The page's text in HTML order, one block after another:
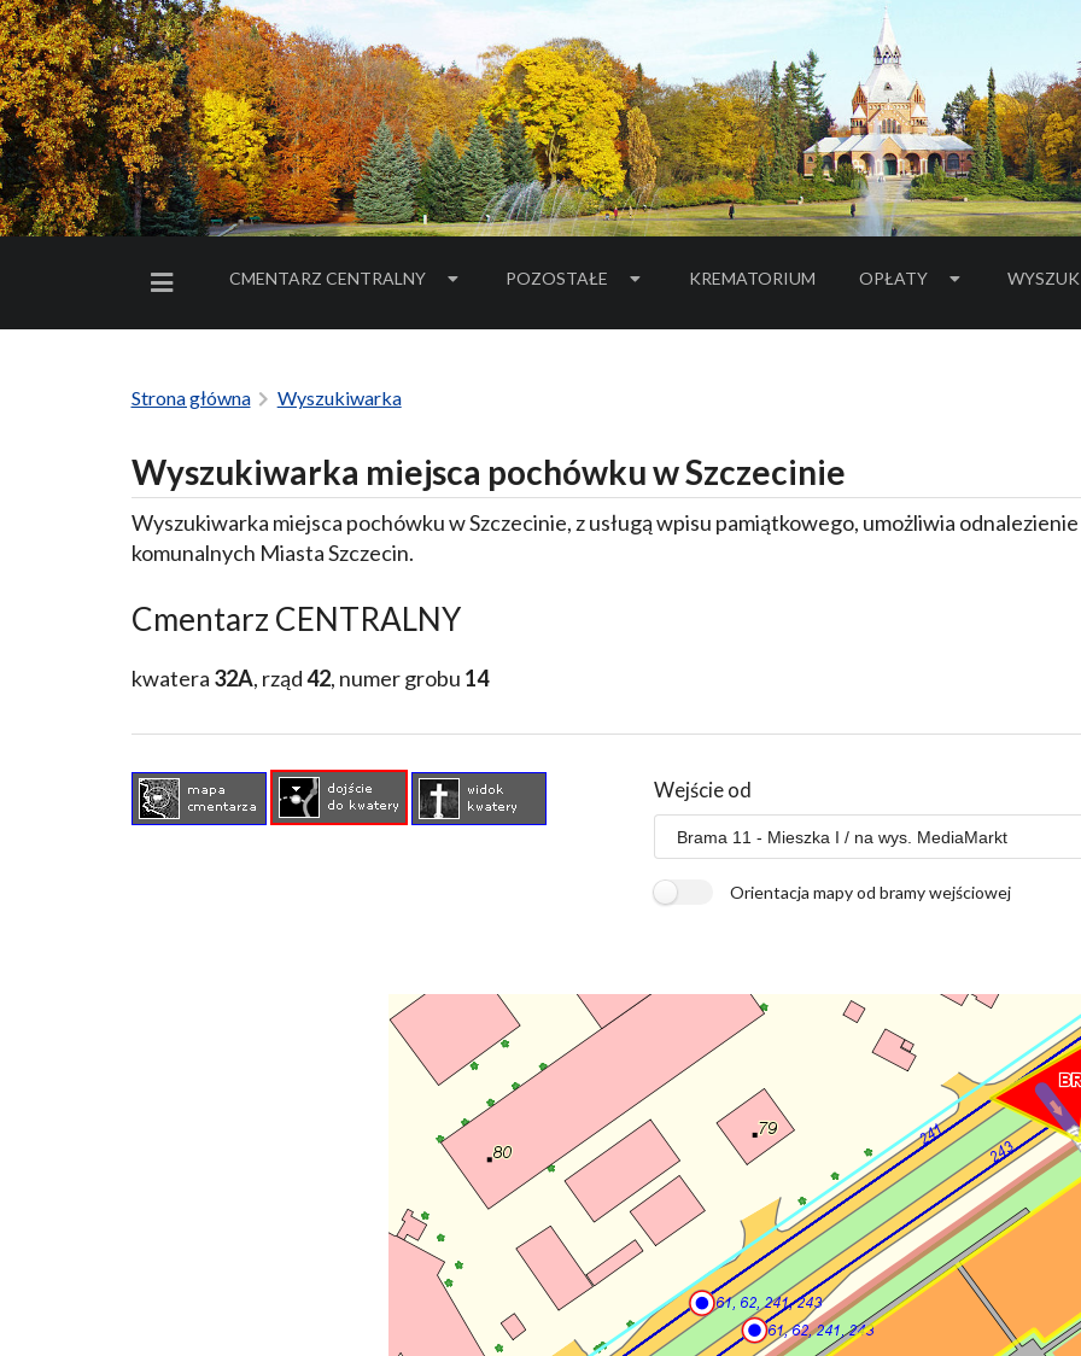
MENU BOCZNE
CMENTARZ CENTRALNY POZOSTAŁE KREMATORIUM OPŁATY
Strona główna Wyszukiwarka
Wyszukiwarka miejsca pochówku w Szczecinie
Wyszukiwarka miejsca pochówku w Szczecinie, z usługą wpisu pamiątkowego, umożliwia
komunalnych Miasta Szczecin.
Cmentarz CENTRALNY
kwatera 32A, rząd42, numer grobu 14
Wejście od
Orientacja mapy od bramy wejściowej